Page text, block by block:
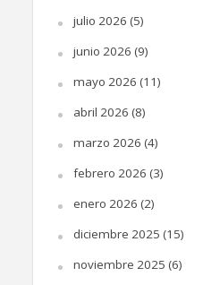
julio 2026 (5)
junio 2026 (9)
mayo 2026 (11)
abril 2026 (8)
marzo 2026 (4)
febrero 2026 (3)
enero 2026 (2)
diciembre 2025 (15)
noviembre 2025 (6)